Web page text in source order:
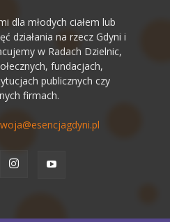
dla młodych ciałem lub
działania na rzecz Gdyni i
w Radach Dzielnic,
fundacjach,
publicznych czy
firmach.